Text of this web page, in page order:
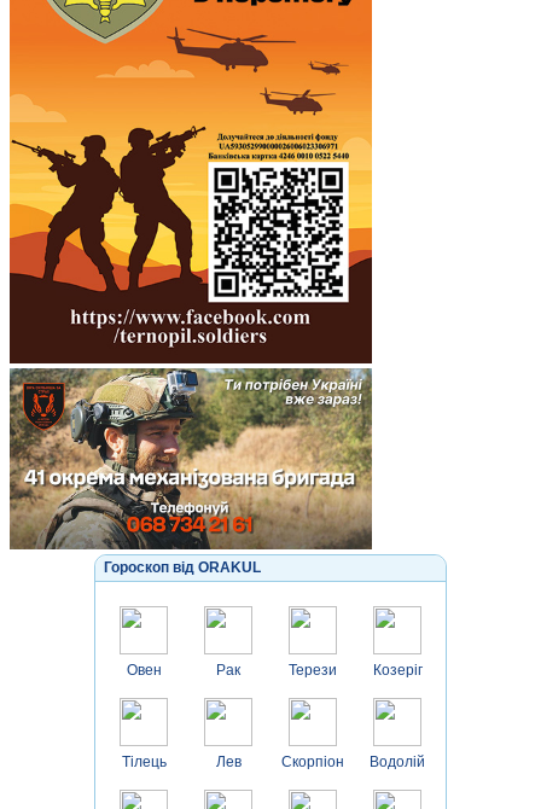
Гороскоп від ORAKUL
Овен
Тілець
Рак
Лев
Терези
Скорпіон
Козеріг
Водолій